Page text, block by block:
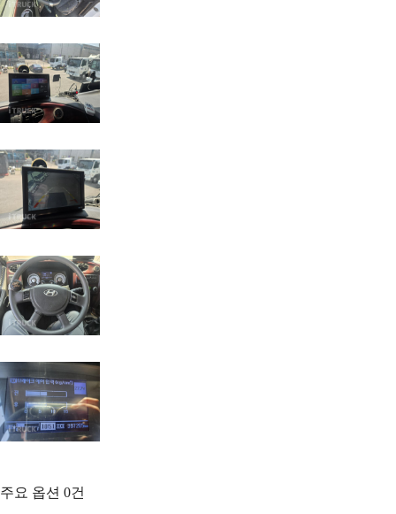
주요 옵션 0건